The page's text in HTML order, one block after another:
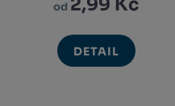
od 2,99 Kč
DETAIL